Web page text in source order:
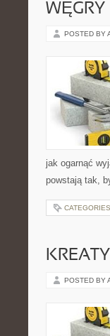
WĘGRY
POSTED BY
jak ogarnąć
powstają tak,
POSTED BY